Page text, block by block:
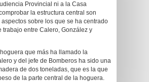
Provincial ni a la Casa
la estructura central son
sobre los que se ha centrado
trabajo entre Calero, González y
que más ha llamado la
y del jefe de Bomberos ha sido una
de dos toneladas, que es la que
de la parte central de la hoguera.